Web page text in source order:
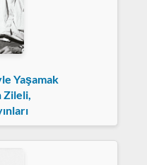
Yaşamak
Zileli,